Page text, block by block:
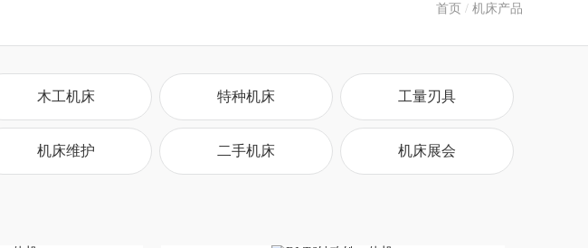
首页 / 机床产品
木工机床 特种机床 工量刃具
机床维护 二手机床 机床展会